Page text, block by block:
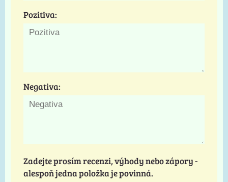
Pozitiva:
Negativa:
Zadejte prosím recenzi, výhody nebo zápory -
alespoň jedna položka je povinná.